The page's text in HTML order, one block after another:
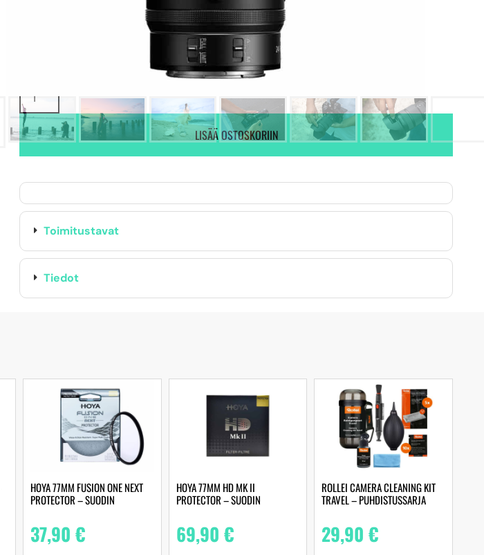
LISÄÄ OSTOSKORIIN
Toimitustavat
Tiedot
HOYA 77MM FUSION ONE NEXT
PROTECTOR – SUODIN
37,90 €
HOYA 77MM HD MK II
PROTECTOR – SUODIN
69,90 €
ROLLEI CAMERA CLEANING KIT
TRAVEL – PUHDISTUSSARJA
29,90€